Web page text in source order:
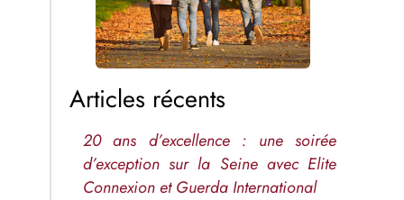
Articles récents
20 ans d’excellence : une soirée
d’exception sur la Seine avec Elite
Connexion et Guerda International